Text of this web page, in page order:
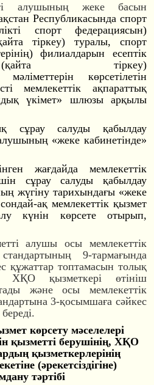
алушының жеке басын
Республикасында спорт
спорт федерациясын)
тіркеу) туралы, спорт
филиалдарын есептік
тіркеу)
мәліметтерін көрсетілетін
мемлекеттік ақпараттық
үкімет» шлюзы арқылы
сұрау салуды қабылдау
«жеке кабинетінде»
жағдайда мемлекеттік
сұрау салуды қабылдау
жүгіну тарихындағы «жеке
ақ мемлекеттік қызмет
күнін көрсете отырып,
алушы осы мемлекеттік
9-тармағында
құжаттар топтамасын толық
ХҚО қызметкері өтініш
және осы мемлекеттік
3-қосымшаға сәйкес
көрсету мәселелері
қызметті берушінің, ХҚО
қызметкерлерінің
(әрекетсіздігіне)
тәртібі